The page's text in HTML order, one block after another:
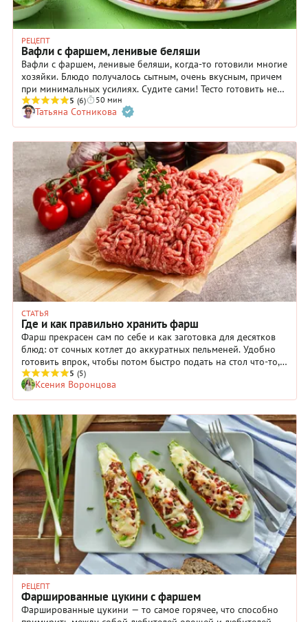
РЕЦЕПТ
Вафли с фаршем, ленивые беляши
Вафли с фаршем, ленивые беляши, когда-то готовили многие
хозяйки. Блюдо получалось сытным, очень вкусным, причем
при минимальных усилиях. Судите сами! Тесто готовить нет
никакой необходимости: с его ролью отлично справляются
вафельные коржи, которые перед жаркой обмакивают в
яичную смесь. Единственное, мы предлагаем сделать фарш
самостоятельно — так вы сможете регулировать его вкус и
состав по своему усмотрению. Но, если это вам
непринципиально, вы можете купить уже готовый фарш. Это,
безусловно, еще сократит процесс готовки. Итого на все про
все уйдет примерно полчаса, а результат приятно удивит
всю семью. Подробный рецепт приготовления вафель с
фаршем уже ждет вас ниже.
5 (6) 50 мин
Татьяна Сотникова
СТАТЬЯ
Где и как правильно хранить фарш
Фарш прекрасен сам по себе и как заготовка для десятков
блюд: от сочных котлет до аккуратных пельменей. Удобно
готовить впрок, чтобы потом быстро подать на стол что-то,
любимое всеми. Но сколько можно хранить фарш — с луком,
яйцом или без дополнений? Разбираемся с этим вопросом.
5 (5)
Ксения Воронцова
РЕЦЕПТ
Фаршированные цукини с фаршем
Фаршированные цукини — то самое горячее, что способно